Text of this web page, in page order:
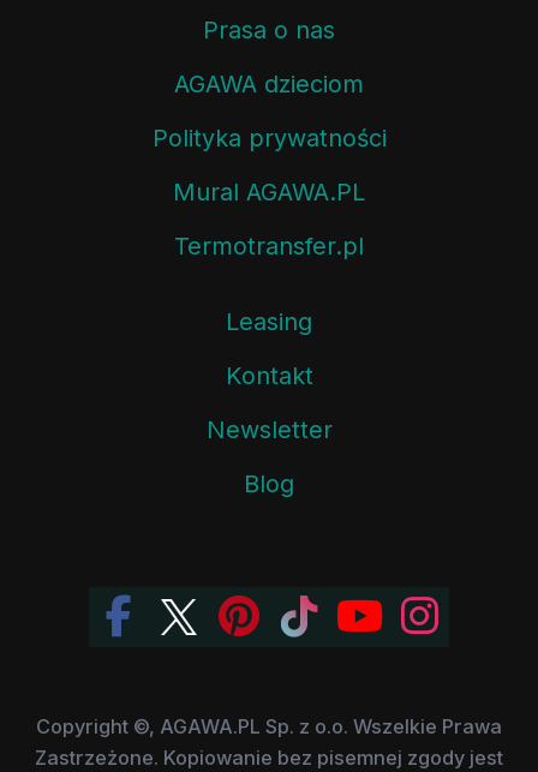
Prasa o nas
AGAWA dzieciom
Polityka prywatności
Mural AGAWA.PL
Termotransfer.pl
Leasing
Kontakt
Newsletter
Blog
Copyright ©, AGAWA.PL Sp. z o.o. Wszelkie Prawa
Zastrzeżone. Kopiowanie bez pisemnej zgody jest